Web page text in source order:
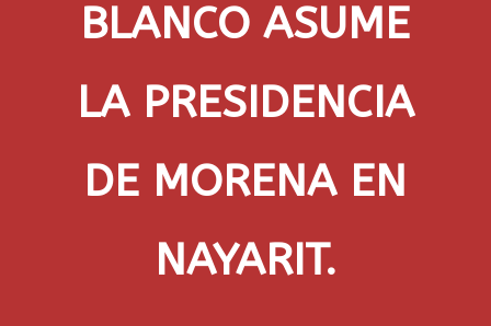
BLANCO ASUME
LA PRESIDENCIA
DE MORENA EN
NAYARIT.